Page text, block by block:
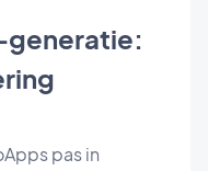
generatie:
pas in